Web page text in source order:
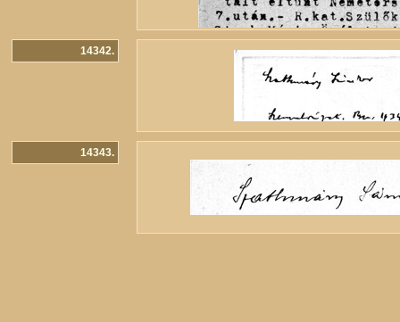
14342.
14343.